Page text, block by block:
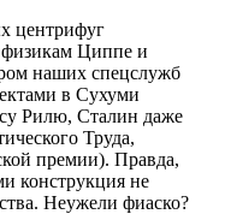
центрифуг
Циппе и
наших спецслужб
в Сухуми
Рилю, Сталин даже
Труда,
премии). Правда,
конструкция не
Неужели фиаско?